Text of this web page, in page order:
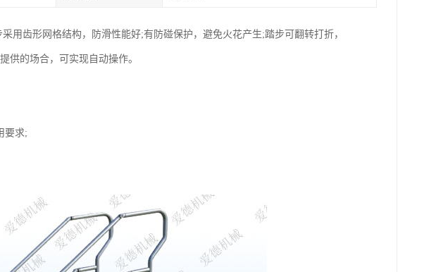
用齿形网格结构，防滑性能好;有防碰保护，避免火花产生;踏步可翻转打折，
供的场合，可实现自动操作。
要求;